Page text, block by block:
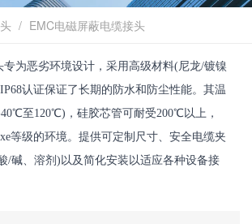
/ EMC电磁屏蔽电缆接头
专为恶劣环境设计，采用高级材料(尼龙/镀镍
认证保证了长期的防水和防尘性能。其温
至120℃)，硅胶芯管可耐受200℃以上，
等级的环境。提供可定制尺寸、安全电缆夹
/碱、溶剂)以及简化安装以适应各种设备接